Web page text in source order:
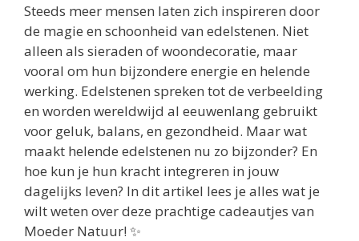
Steeds meer mensen laten zich inspireren door
de magie en schoonheid van edelstenen. Niet
alleen als sieraden of woondecoratie, maar
vooral om hun bijzondere energie en helende
werking. Edelstenen spreken tot de verbeelding
en worden wereldwijd al eeuwenlang gebruikt
voor geluk, balans, en gezondheid. Maar wat
maakt helende edelstenen nu zo bijzonder? En
hoe kun je hun kracht integreren in jouw
dagelijks leven? In dit artikel lees je alles wat je
wilt weten over deze prachtige cadeautjes van
Moeder Natuur! ✨